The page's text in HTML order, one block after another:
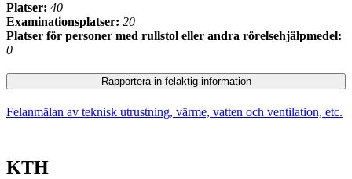
Platser: 40
Examinationsplatser: 20
Platser för personer med rullstol eller andra rörelsehjälpmedel:
0
Rapportera in felaktig information
Felanmälan av teknisk utrustning, värme, vatten och ventilation, etc.
KTH